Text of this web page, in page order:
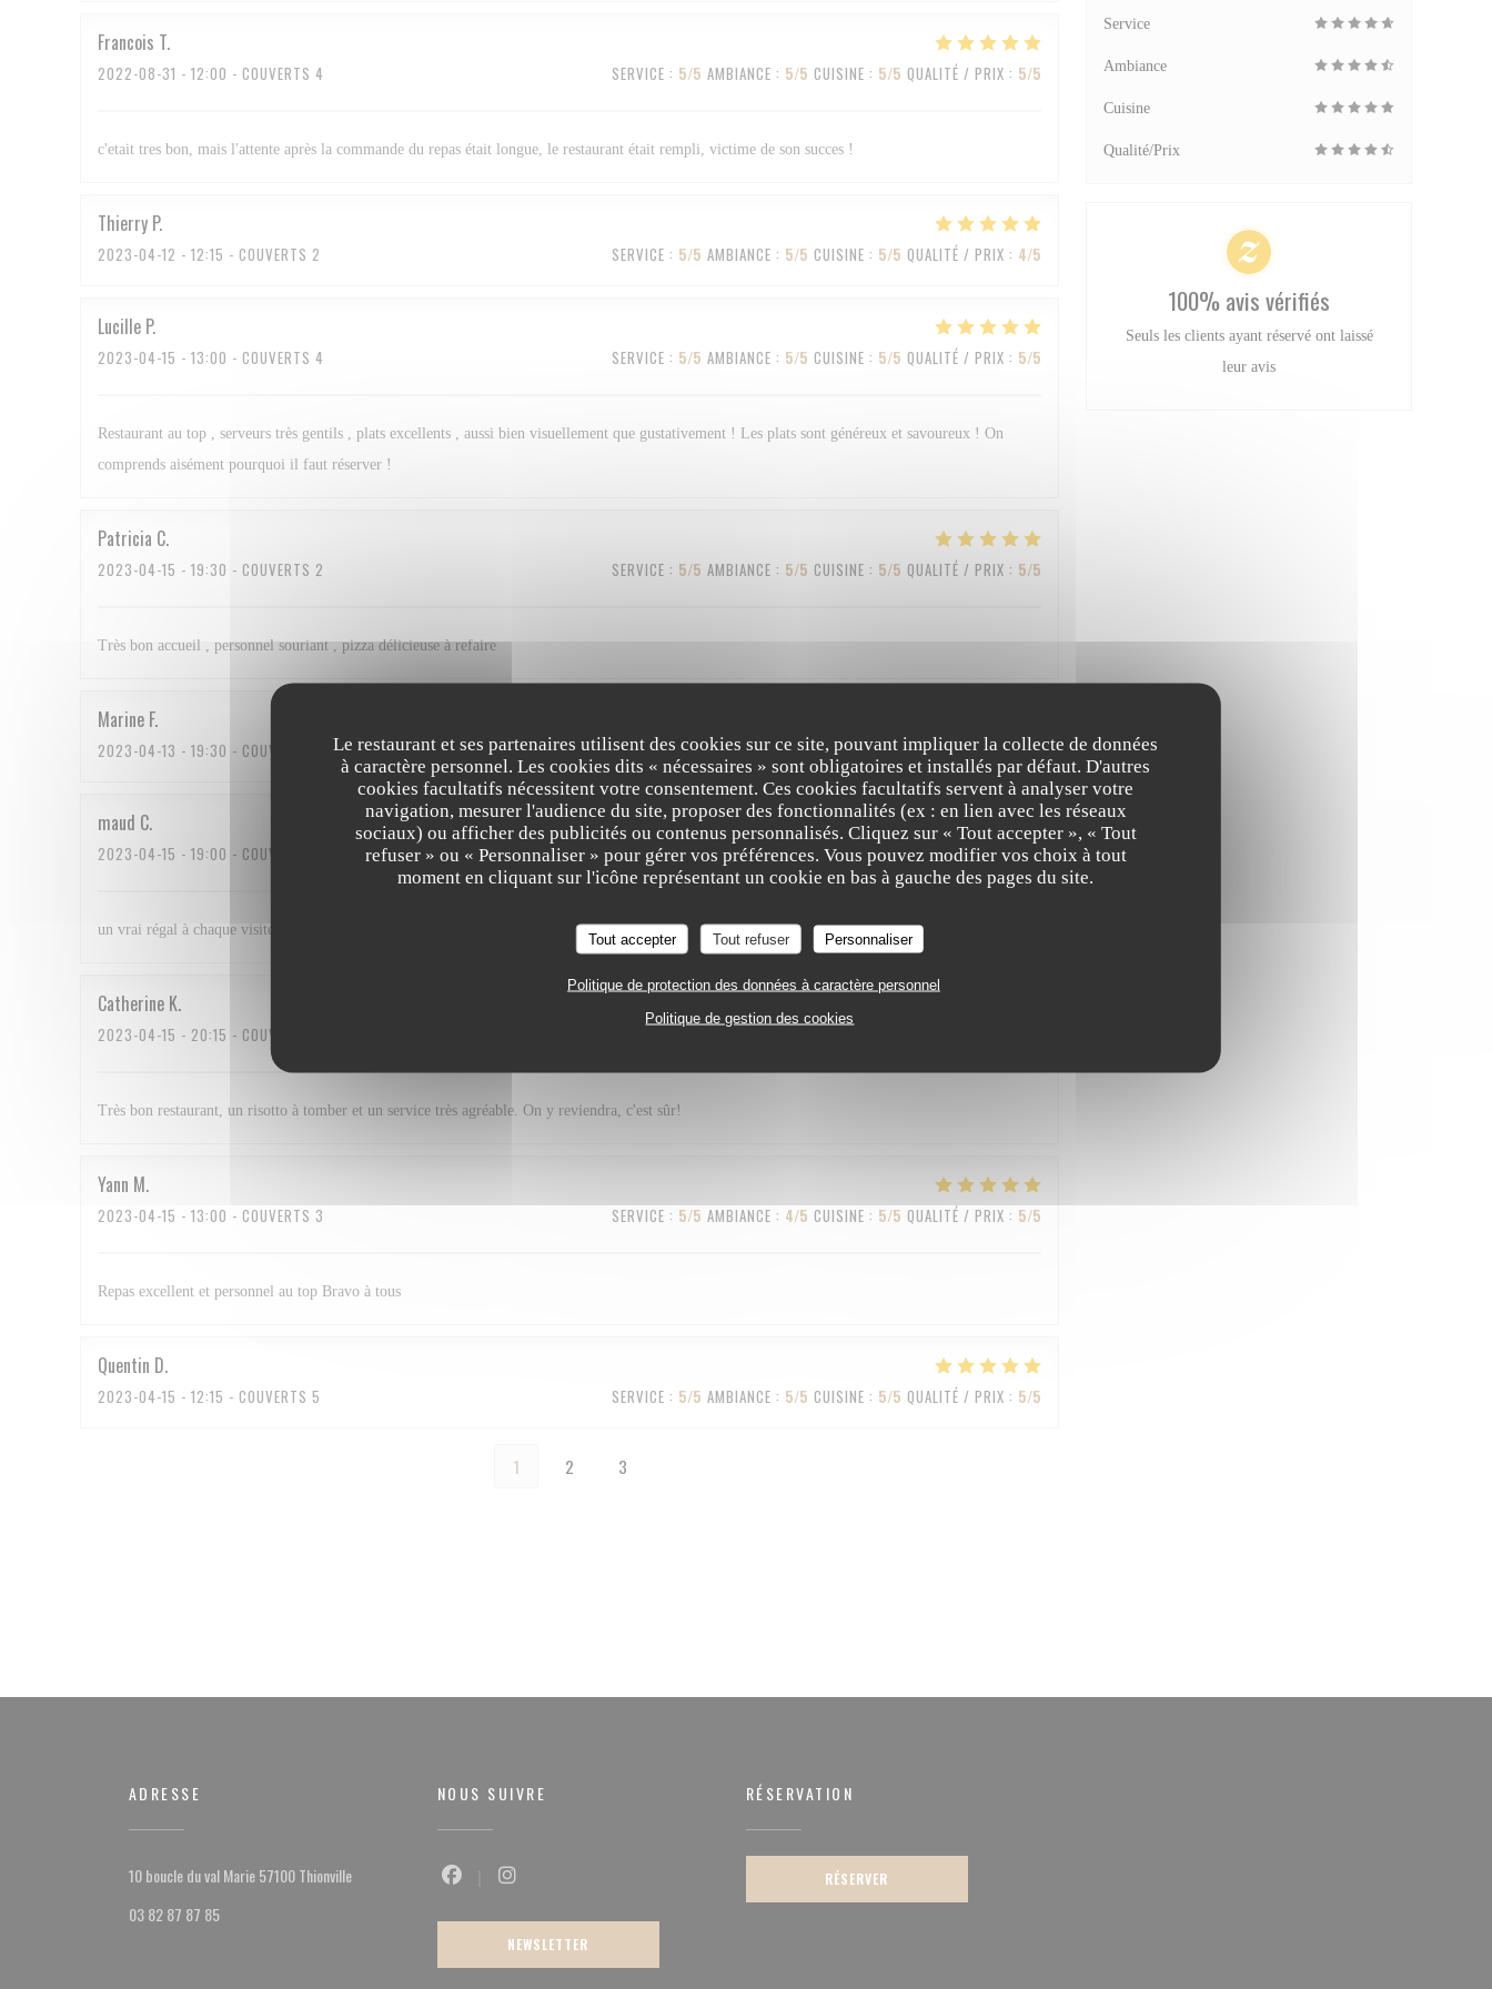
Le restaurant et ses partenaires utilisent des cookies sur ce site, pouvant impliquer la collecte de données
à caractère personnel. Les cookies dits « nécessaires » sont obligatoires et installés par défaut. D'autres
cookies facultatifs nécessitent votre consentement. Ces cookies facultatifs servent à analyser votre
navigation, mesurer l'audience du site, proposer des fonctionnalités (ex : en lien avec les réseaux
sociaux) ou afficher des publicités ou contenus personnalisés. Cliquez sur « Tout accepter », « Tout
refuser » ou « Personnaliser » pour gérer vos préférences. Vous pouvez modifier vos choix à tout
moment en cliquant sur l'icône représentant un cookie en bas à gauche des pages du site.
Tout accepter Tout refuser Personnaliser
Politique de protection des données à caractère personnel
Politique de gestion des cookies
Francois T
2022-08-31 - 12:00 - COUVERTS 4 SERVICE : 5/5 AMBIANCE : 5/5 CUISINE : 5/5 QUALITÉ / PRIX : 5/5
c'etait tres bon, mais l'attente après la commande du repas était longue, le restaurant était rempli, victime de son succes !
Thierry P
2023-04-12 - 12:15 - COUVERTS 2 SERVICE : 5/5 AMBIANCE : 5/5 CUISINE : 5/5 QUALITÉ / PRIX : 4/5
Lucille P
2023-04-15 - 13:00 - COUVERTS 4 SERVICE : 5/5 AMBIANCE : 5/5 CUISINE : 5/5 QUALITÉ / PRIX : 5/5
Restaurant au top , serveurs très gentils , plats excellents , aussi bien visuellement que gustativement ! Les plats sont généreux et savoureux ! On
comprends aisément pourquoi il faut réserver !
Patricia C
2023-04-15 - 19:30 - COUVERTS 2 SERVICE : 5/5 AMBIANCE : 5/5 CUISINE : 5/5 QUALITÉ / PRIX : 5/5
Très bon accueil , personnel souriant , pizza délicieuse à refaire
Marine F
2023-04-13 - 19:30 - COUVERTS 7 SERVICE: 4/5 AMBIANCE : 3 /5 CUISINE: 4/5 QUALITÉ / PRIX: 3/5
maud C
2023-04-15 - 19:00 - COUVERTS 5 SERVICE: 5 /5 AMBIANCE: 5/5 CUISINE : 5/5 QUALITÉ / PRIX: 4/5
un vrai régal à chaque visite ! nous revenons avec plaisir
Catherine K
2023-04-15 - 20:15 - COUVERTS 2
Très bon restaurant, un risotto à tomber et un service très agréable. On y reviendra, c'est sûr!
Yann M
2023-04-15 - 13:00 - COUVERTS 3 SERVICE : 5/5 AMBIANCE : 4/5 CUISINE : 5/5 QUALITÉ / PRIX : 5/5
Repas excellent et personnel au top Bravo à tous
Quentin D
2023-04-15 - 12:15 - COUVERTS 5 SERVICE : 5/5 AMBIANCE : 5/5 CUISINE : 5/5 QUALITÉ / PRIX : 5/5
1 2 3
Service
Ambiance
Cuisine
Qualité/Prix
100% avis vérifiés
Seuls les clients ayant réservé ont laissé
leur avis
ADRESSE
10 boucle du val Marie 57100 Thionville((ouvre une nouvelle fenêtre))
03 82 87 87 85
NOUS SUIVRE
Facebook ((ouvre une nouvelle fenêtre))
NEWSLETTER
RÉSERVATION
RÉSERVER